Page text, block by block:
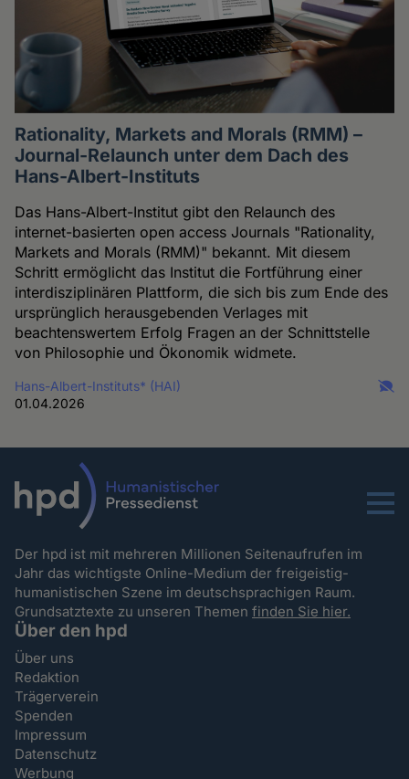
Rationality, Markets and Morals (RMM) –
Journal-Relaunch unter dem Dach des
Hans-Albert-Instituts
Das Hans-Albert-Institut gibt den Relaunch des
internet-basierten open access Journals "Rationality,
Markets and Morals (RMM)" bekannt. Mit diesem
Schritt ermöglicht das Institut die Fortführung einer
interdisziplinären Plattform, die sich bis zum Ende des
ursprünglich herausgebenden Verlages mit
beachtenswertem Erfolg Fragen an der Schnittstelle
von Philosophie und Ökonomik widmete.
Hans-Albert-Instituts* (HAI)
01.04.2026
Menu
Der hpd ist mit mehreren Millionen Seitenaufrufen im
Jahr das wichtigste Online-Medium der freigeistig-
humanistischen Szene im deutschsprachigen Raum.
Grundsatztexte zu unseren Themenfinden Sie hier.
Über den hpd
Über uns
Redaktion
Trägerverein
Spenden
Impressum
Datenschutz
Werbung